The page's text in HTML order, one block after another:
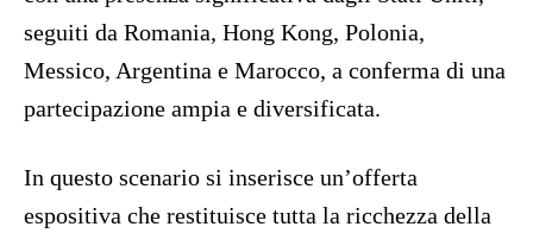
seguiti da Romania, Hong Kong, Polonia,
Messico, Argentina e Marocco, a conferma di una
partecipazione ampia e diversificata.
In questo scenario si inserisce un’offerta
espositiva che restituisce tutta la ricchezza della